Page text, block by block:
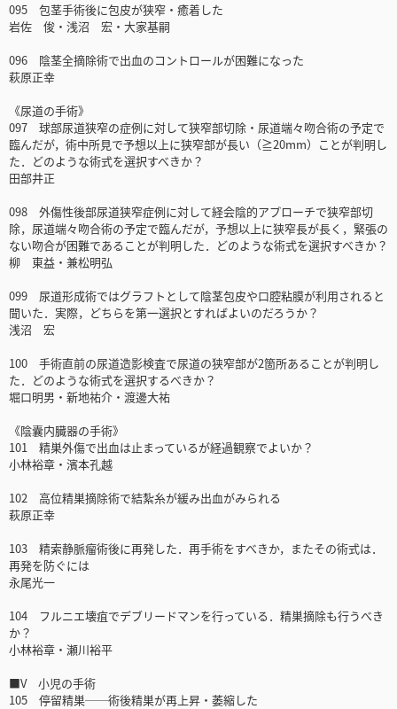
095 包茎手術後に包皮が狭窄・癒着した
岩佐 俊・浅沼 宏・大家基嗣
096 陰茎全摘除術で出血のコントロールが困難になった
萩原正幸
《尿道の手術》
097 球部尿道狭窄の症例に対して狭窄部切除・尿道端々吻合術の予定で
臨んだが，術中所見で予想以上に狭窄部が長い（≧20mm）ことが判明し
た．どのような術式を選択すべきか？
田部井正
098 外傷性後部尿道狭窄症例に対して経会陰的アプローチで狭窄部切
除，尿道端々吻合術の予定で臨んだが，予想以上に狭窄長が長く，緊張の
ない吻合が困難であることが判明した．どのような術式を選択すべきか？
柳 東益・兼松明弘
099 尿道形成術ではグラフトとして陰茎包皮や口腔粘膜が利用されると
聞いた．実際，どちらを第一選択とすればよいのだろうか？
浅沼 宏
100 手術直前の尿道造影検査で尿道の狭窄部が2箇所あることが判明し
た．どのような術式を選択するべきか？
堀口明男・新地祐介・渡邊大祐
《陰囊内臓器の手術》
101 精巣外傷で出血は止まっているが経過観察でよいか？
小林裕章・濱本孔越
102 高位精巣摘除術で結紮糸が緩み出血がみられる
萩原正幸
103 精索静脈瘤術後に再発した．再手術をすべきか，またその術式は．
再発を防ぐには
永尾光一
104 フルニエ壊疽でデブリードマンを行っている．精巣摘除も行うべき
か？
小林裕章・瀬川裕平
■V 小児の手術
105 停留精巣──術後精巣が再上昇・萎縮した